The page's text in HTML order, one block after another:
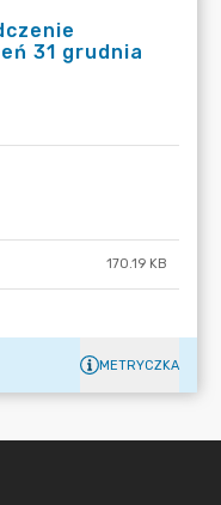
31 grudnia
170.19 KB
METRYCZKA